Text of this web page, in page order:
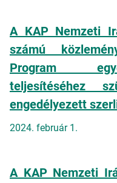
A KAP Nemzeti
számú
Program
teljesítéséhez
engedélyezett
2024. február 1.
A KAP Nemzeti